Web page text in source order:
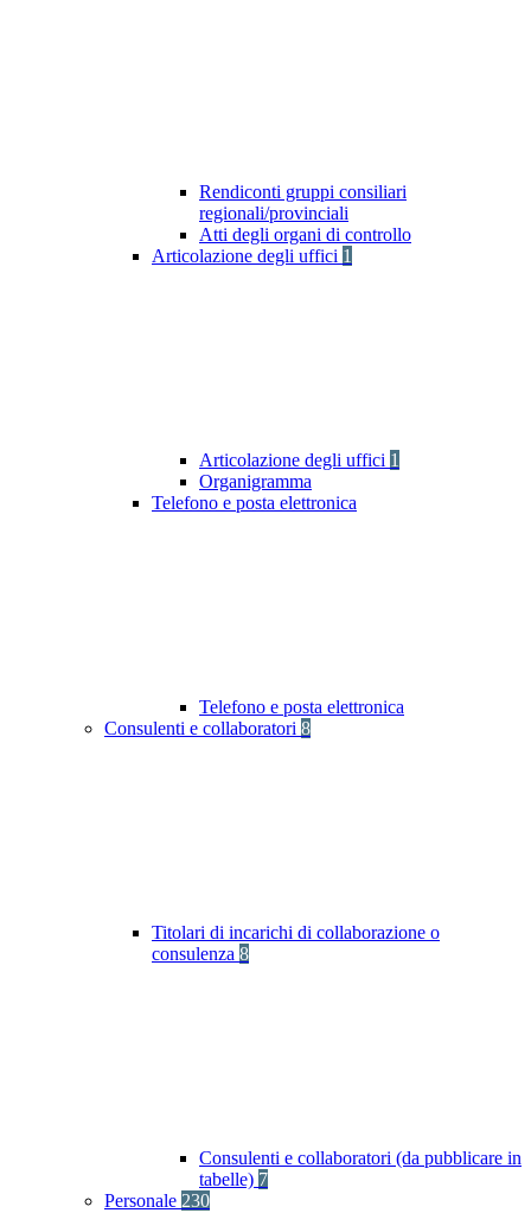
Rendiconti gruppi consiliari
regionali/provinciali
Atti degli organi di controllo
Articolazione degli uffici 1
Articolazione degli uffici 1
Organigramma
Telefono e posta elettronica
Telefono e posta elettronica
Consulenti e collaboratori 8
Titolari di incarichi di collaborazione o
consulenza 8
Consulenti e collaboratori (da pubblicare in
tabelle) 7
Personale 230